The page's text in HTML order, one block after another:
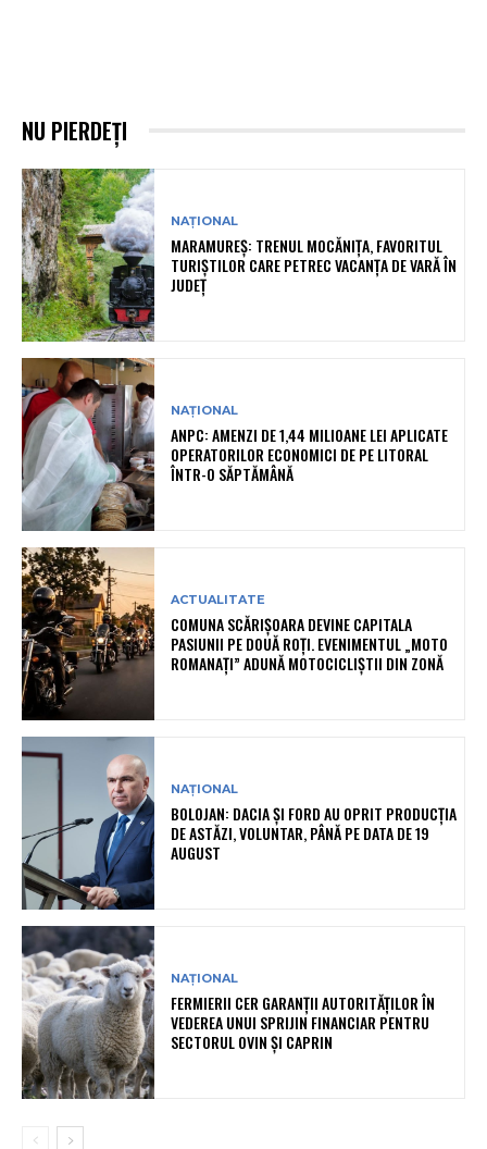
NU PIERDEȚI
NAȚIONAL
MARAMUREȘ: TRENUL MOCĂNIȚA, FAVORITUL
TURIȘTILOR CARE PETREC VACANȚA DE VARĂ ÎN
JUDEȚ
NAȚIONAL
ANPC: AMENZI DE 1,44 MILIOANE LEI APLICATE
OPERATORILOR ECONOMICI DE PE LITORAL
ÎNTR-O SĂPTĂMÂNĂ
ACTUALITATE
COMUNA SCĂRIȘOARA DEVINE CAPITALA
PASIUNII PE DOUĂ ROȚI. EVENIMENTUL „MOTO
ROMANAȚI” ADUNĂ MOTOCICLIȘTII DIN ZONĂ
NAȚIONAL
BOLOJAN: DACIA ȘI FORD AU OPRIT PRODUCȚIA
DE ASTĂZI, VOLUNTAR, PÂNĂ PE DATA DE 19
AUGUST
NAȚIONAL
FERMIERII CER GARANȚII AUTORITĂȚILOR ÎN
VEDEREA UNUI SPRIJIN FINANCIAR PENTRU
SECTORUL OVIN ȘI CAPRIN